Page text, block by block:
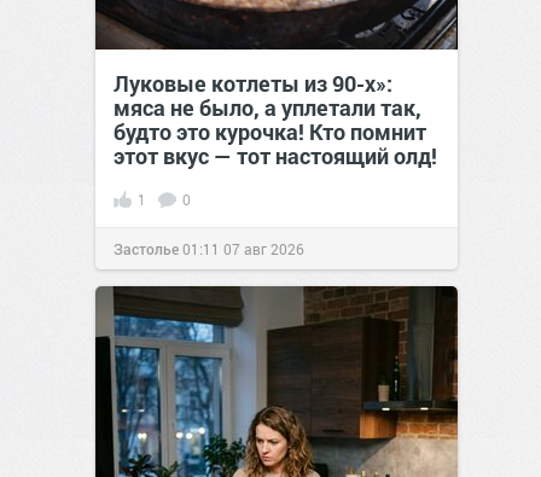
Луковые котлеты из 90-х»:
мяса не было, а уплетали так,
будто это курочка! Кто помнит
этот вкус — тот настоящий олд!
1 0
Застолье01:11 07 авг 2026